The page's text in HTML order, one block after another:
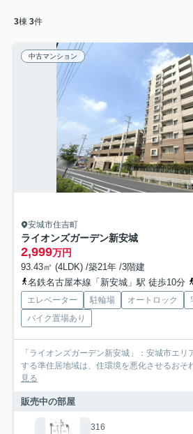
3棟 3件
中古マンション
安城市住吉町
ライオンズガーデン新安城
2,999万円
93.43㎡ (4LDK) /築21年 /3階建
名鉄名古屋本線「新安城」駅 徒歩10分
エレベーター 駐輪場 オートロック
バイク置場あり
「ライオンズガーデン新安城」：安城市エ
する準住居地域は、住環境を悪化させるおそ
見る
販売中の部屋
316